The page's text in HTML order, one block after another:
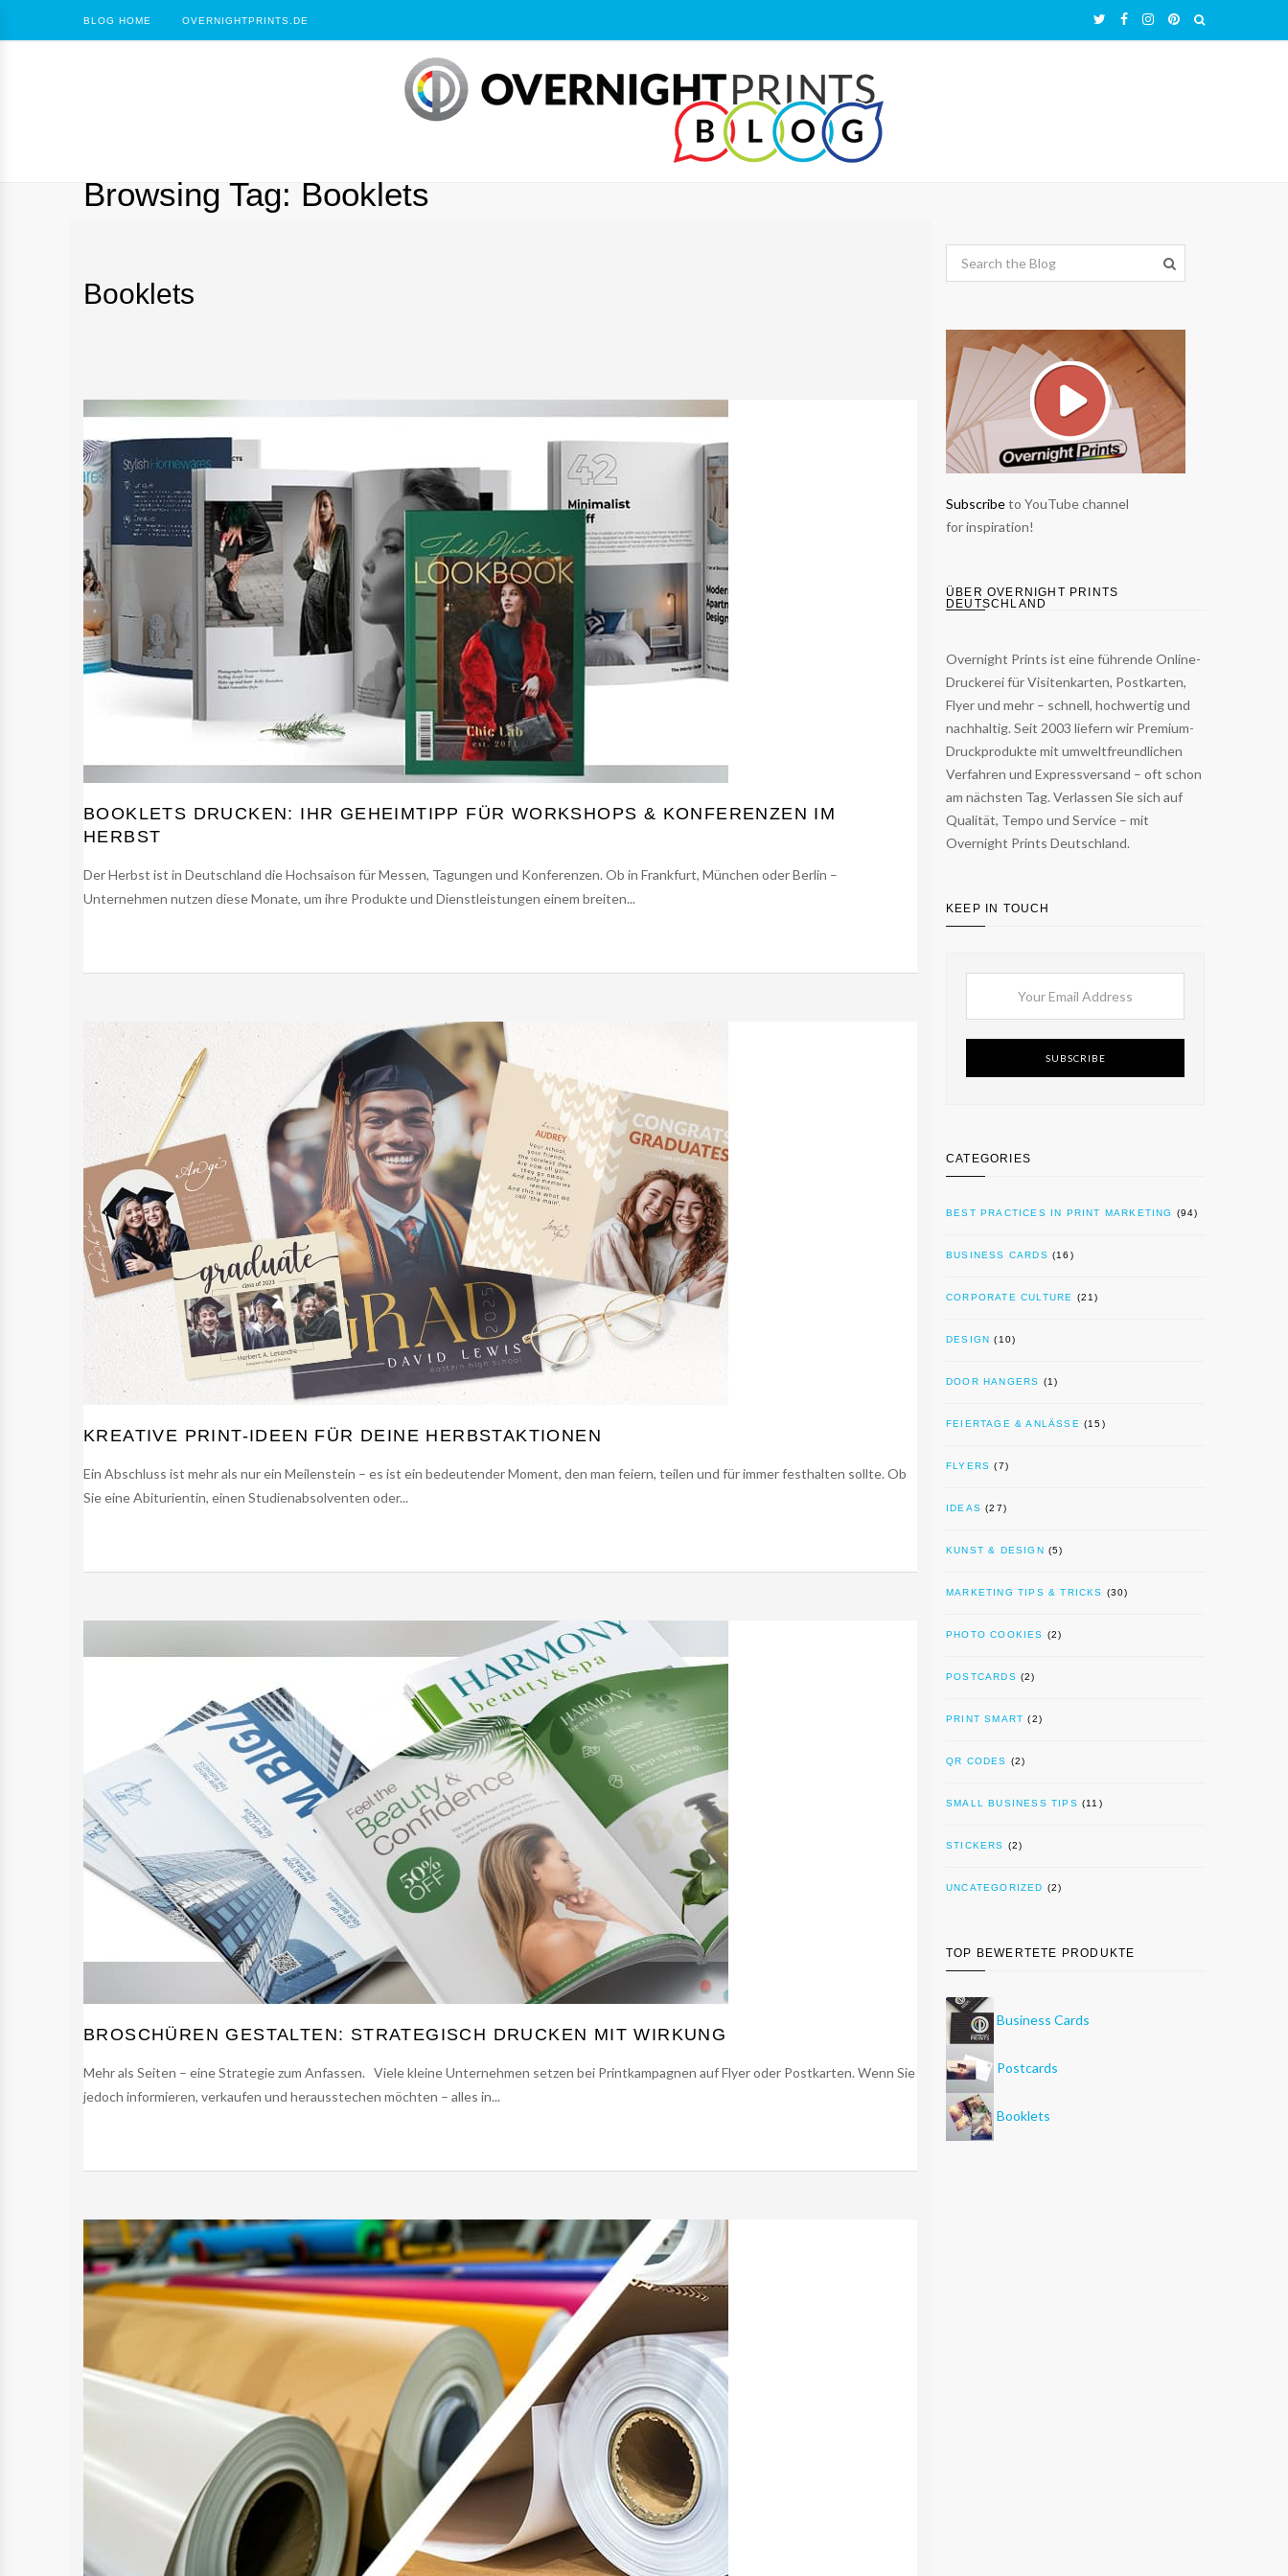
BLOG HOME OVERNIGHTPRINTS.DE
Browsing Tag: Booklets
Booklets
BOOKLETS DRUCKEN: IHR GEHEIMTIPP FÜR WORKSHOPS & KONFERENZEN IM
HERBST
Der Herbst ist in Deutschland die Hochsaison für Messen, Tagungen und Konferenzen. Ob in Frankfurt, München oder Berlin –
Unternehmen nutzen diese Monate, um ihre Produkte und Dienstleistungen einem breiten...
KREATIVE PRINT-IDEEN FÜR DEINE HERBSTAKTIONEN
Ein Abschluss ist mehr als nur ein Meilenstein – es ist ein bedeutender Moment, den man feiern, teilen und für immer festhalten sollte. Ob
Sie eine Abiturientin, einen Studienabsolventen oder...
BROSCHÜREN GESTALTEN: STRATEGISCH DRUCKEN MIT WIRKUNG
Mehr als Seiten – eine Strategie zum Anfassen. Viele kleine Unternehmen setzen bei Printkampagnen auf Flyer oder Postkarten. Wenn Sie
jedoch informieren, verkaufen und herausstechen möchten – alles in...
Subscribeto YouTube channel
for inspiration!
ÜBER OVERNIGHT PRINTS
DEUTSCHLAND
Overnight Prints ist eine führende Online-
Druckerei für Visitenkarten, Postkarten,
Flyer und mehr – schnell, hochwertig und
nachhaltig. Seit 2003 liefern wir Premium-
Druckprodukte mit umweltfreundlichen
Verfahren und Expressversand – oft schon
am nächsten Tag. Verlassen Sie sich auf
Qualität, Tempo und Service – mit
Overnight Prints Deutschland.
KEEP IN TOUCH
SUBSCRIBE
CATEGORIES
BEST PRACTICES IN PRINT MARKETING (94)
BUSINESS CARDS (16)
CORPORATE CULTURE (21)
DESIGN (10)
DOOR HANGERS (1)
FEIERTAGE & ANLÄSSE (15)
FLYERS (7)
IDEAS (27)
KUNST & DESIGN (5)
MARKETING TIPS & TRICKS (30)
PHOTO COOKIES (2)
POSTCARDS (2)
PRINT SMART (2)
QR CODES (2)
SMALL BUSINESS TIPS (11)
STICKERS (2)
UNCATEGORIZED (2)
TOP BEWERTETE PRODUKTE
Business Cards
Postcards
Booklets